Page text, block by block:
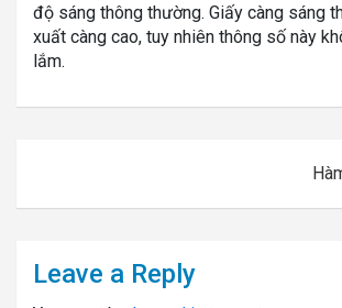
độ sáng thông thường. Giấy càng sáng
xuất càng cao, tuy nhiên thông số này
lắm.
Leave a Reply